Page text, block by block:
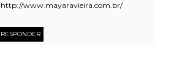
http://www.mayaravieira.com.br/
RESPONDER